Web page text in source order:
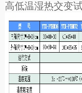
高低温湿热交变